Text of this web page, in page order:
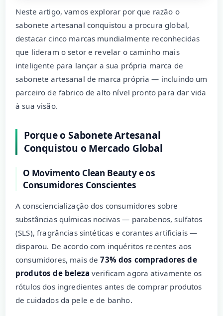
Neste artigo, vamos explorar por que razão o
sabonete artesanal conquistou a procura global,
destacar cinco marcas mundialmente reconhecidas
que lideram o setor e revelar o caminho mais
inteligente para lançar a sua própria marca de
sabonete artesanal de marca própria — incluindo um
parceiro de fabrico de alto nível pronto para dar vida
à sua visão.
Porque o Sabonete Artesanal
Conquistou o Mercado Global
O Movimento Clean Beauty e os
Consumidores Conscientes
A consciencialização dos consumidores sobre
substâncias químicas nocivas — parabenos, sulfatos
(SLS), fragrâncias sintéticas e corantes artificiais —
disparou. De acordo com inquéritos recentes aos
consumidores, mais de73% dos compradores de
produtos de beleza verificam agora ativamente os
rótulos dos ingredientes antes de comprar produtos
de cuidados da pele e de banho.